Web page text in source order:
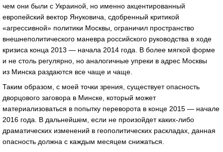
чем они были с Украиной, но именно акцентированный
европейский вектор Януковича, сдобренный критикой
«агрессивной» политики Москвы, ограничил пространство
внешнеполитического маневра российского руководства в ходе
кризиса конца 2013 — начала 2014 года. В более мягкой форме
и не столь регулярно, но аналогичные упреки в адрес Москвы
из Минска раздаются все чаще и чаще.
Таким образом, с моей точки зрения, существует опасность
дворцового заговора в Минске, который может
материализоваться в попытку переворота в конце 2015 — начале
2016 года. В дальнейшем, если не произойдет каких-либо
драматических изменений в геополитических раскладах, данная
опасность должна с каждым месяцем снижаться.